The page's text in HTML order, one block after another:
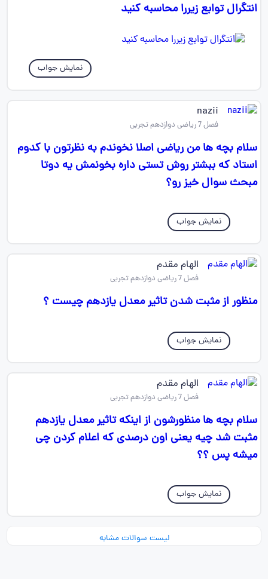
انتگرال توابع زیررا محاسبه کنید
نمایش جواب
nazii
فصل 7 ریاضی دوازدهم تجربی
سلام بچه ها من ریاضی اصلا نخوندم به نظرتون با کدوم
استاد که ببشتر روش تستی داره بخونمش یه دوتا
مبحث سوال خیز رو؟
نمایش جواب
الهام مقدم
فصل 7 ریاضی دوازدهم تجربی
منظور از مثبت شدن تاثیر معدل یازدهم چیست ؟
نمایش جواب
الهام مقدم
فصل 7 ریاضی دوازدهم تجربی
سلام بچه ها منظورشون از اینکه تاثیر معدل یازدهم
مثبت شد چیه یعنی اون درصدی که اعلام کردن چی
میشه پس ؟؟
نمایش جواب
لیست سوالات مشابه